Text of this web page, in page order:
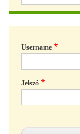
Username
Jelszó